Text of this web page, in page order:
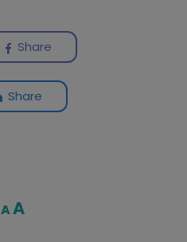
Share
Share
Decrease
AReset
AIncrease